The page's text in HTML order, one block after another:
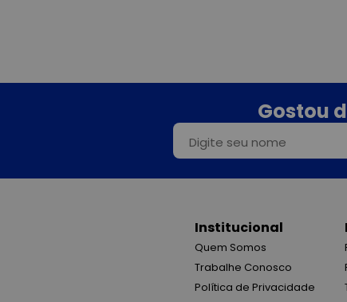
Gostou
Institucional
Quem Somos
Trabalhe Conosco
Política de Privacidade